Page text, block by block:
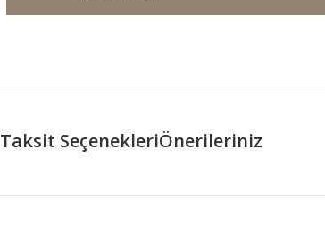
Taksit SeçenekleriÖnerileriniz